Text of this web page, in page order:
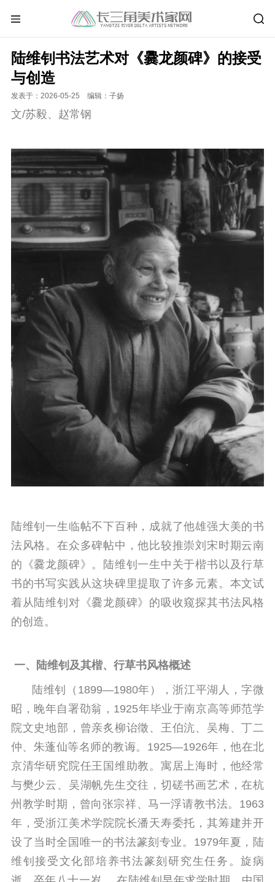
陆维钊书法艺术对《爨龙颜碑》的接受
与创造
发表于：2026-05-25 编辑：子扬
文/苏毅、赵常钢
陆维钊一生临帖不下百种，成就了他雄强大美的书
法风格。在众多碑帖中，他比较推崇刘宋时期云南
的《爨龙颜碑》。陆维钊一生中关于楷书以及行草
书的书写实践从这块碑里提取了许多元素。本文试
着从陆维钊对《爨龙颜碑》的吸收窥探其书法风格
的创造。
一、陆维钊及其楷、行草书风格概述
陆维钊（1899—1980年），浙江平湖人，字微
昭，晚年自署劭翁，1925年毕业于南京高等师范学
院文史地部，曾亲炙柳诒徵、王伯沆、吴梅、丁二
仲、朱蓬仙等名师的教诲。1925—1926年，他在北
京清华研究院任王国维助教。寓居上海时，他经常
与樊少云、吴湖帆先生交往，切磋书画艺术，在杭
州教学时期，曾向张宗祥、马一浮请教书法。1963
年，受浙江美术学院院长潘天寿委托，其筹建并开
设了当时全国唯一的书法篆刻专业。1979年夏，陆
维钊接受文化部培养书法篆刻研究生任务。旋病